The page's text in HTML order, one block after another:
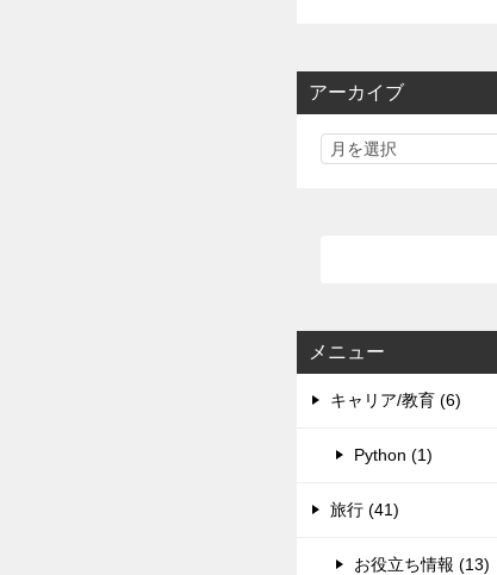
アーカイブ
メニュー
キャリア/教育 (6)
Python (1)
旅行 (41)
お役立ち情報 (13)